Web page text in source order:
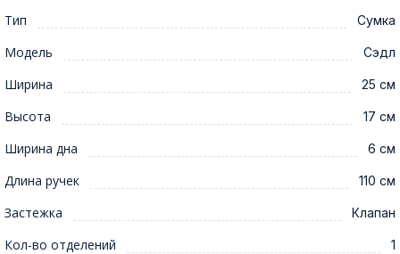
Тип Сумка
Модель Сэдл
Ширина 25 см
Высота 17 см
Ширина дна 6 см
Длина ручек 110 см
Застежка Клапан
Кол-во отделений 1